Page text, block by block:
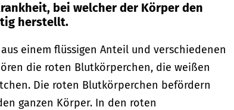
bei welcher der Körper den
herstellt.
einem flüssigen Anteil und verschiedenen
die roten Blutkörperchen, die weißen
Die roten Blutkörperchen befördern
ganzen Körper. In den roten